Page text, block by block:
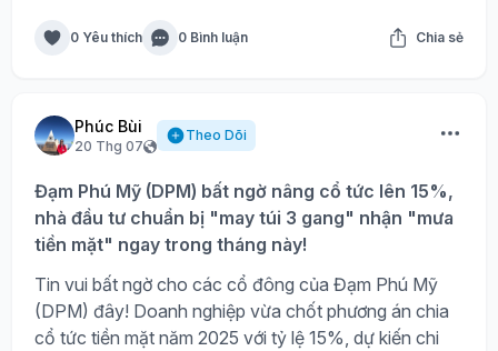
0 Yêu thích 0 Bình luận Chia sẻ
Phúc Bùi
20 Thg 07
Theo Dõi
Đạm Phú Mỹ (DPM) bất ngờ nâng cổ tức lên 15%,
nhà đầu tư chuẩn bị "may túi 3 gang" nhận "mưa
tiền mặt" ngay trong tháng này!
Tin vui bất ngờ cho các cổ đông của Đạm Phú Mỹ
(DPM) đây! Doanh nghiệp vừa chốt phương án chia
cổ tức tiền mặt năm 2025 với tỷ lệ 15%, dự kiến chi